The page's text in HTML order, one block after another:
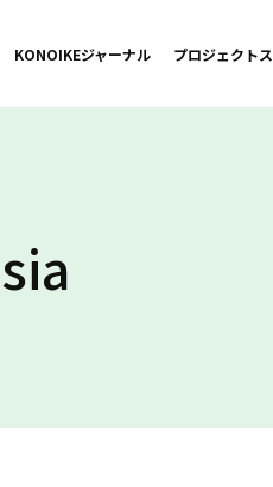
KONOIKEジャーナル プロジェクト